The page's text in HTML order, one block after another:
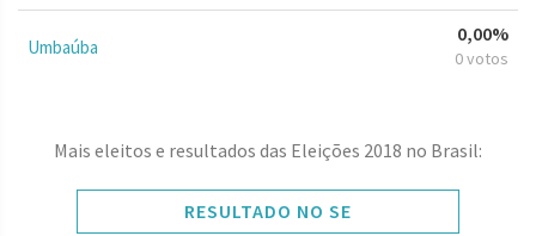
Umbaúba
0,00%
0 votos
Mais eleitos e resultados das Eleições 2018 no Brasil:
RESULTADO NO SE